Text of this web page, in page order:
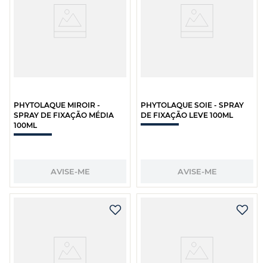
PHYTOLAQUE MIROIR -
SPRAY DE FIXAÇÃO MÉDIA
100ML
AVISE-ME
PHYTOLAQUE SOIE - SPRAY
DE FIXAÇÃO LEVE 100ML
AVISE-ME